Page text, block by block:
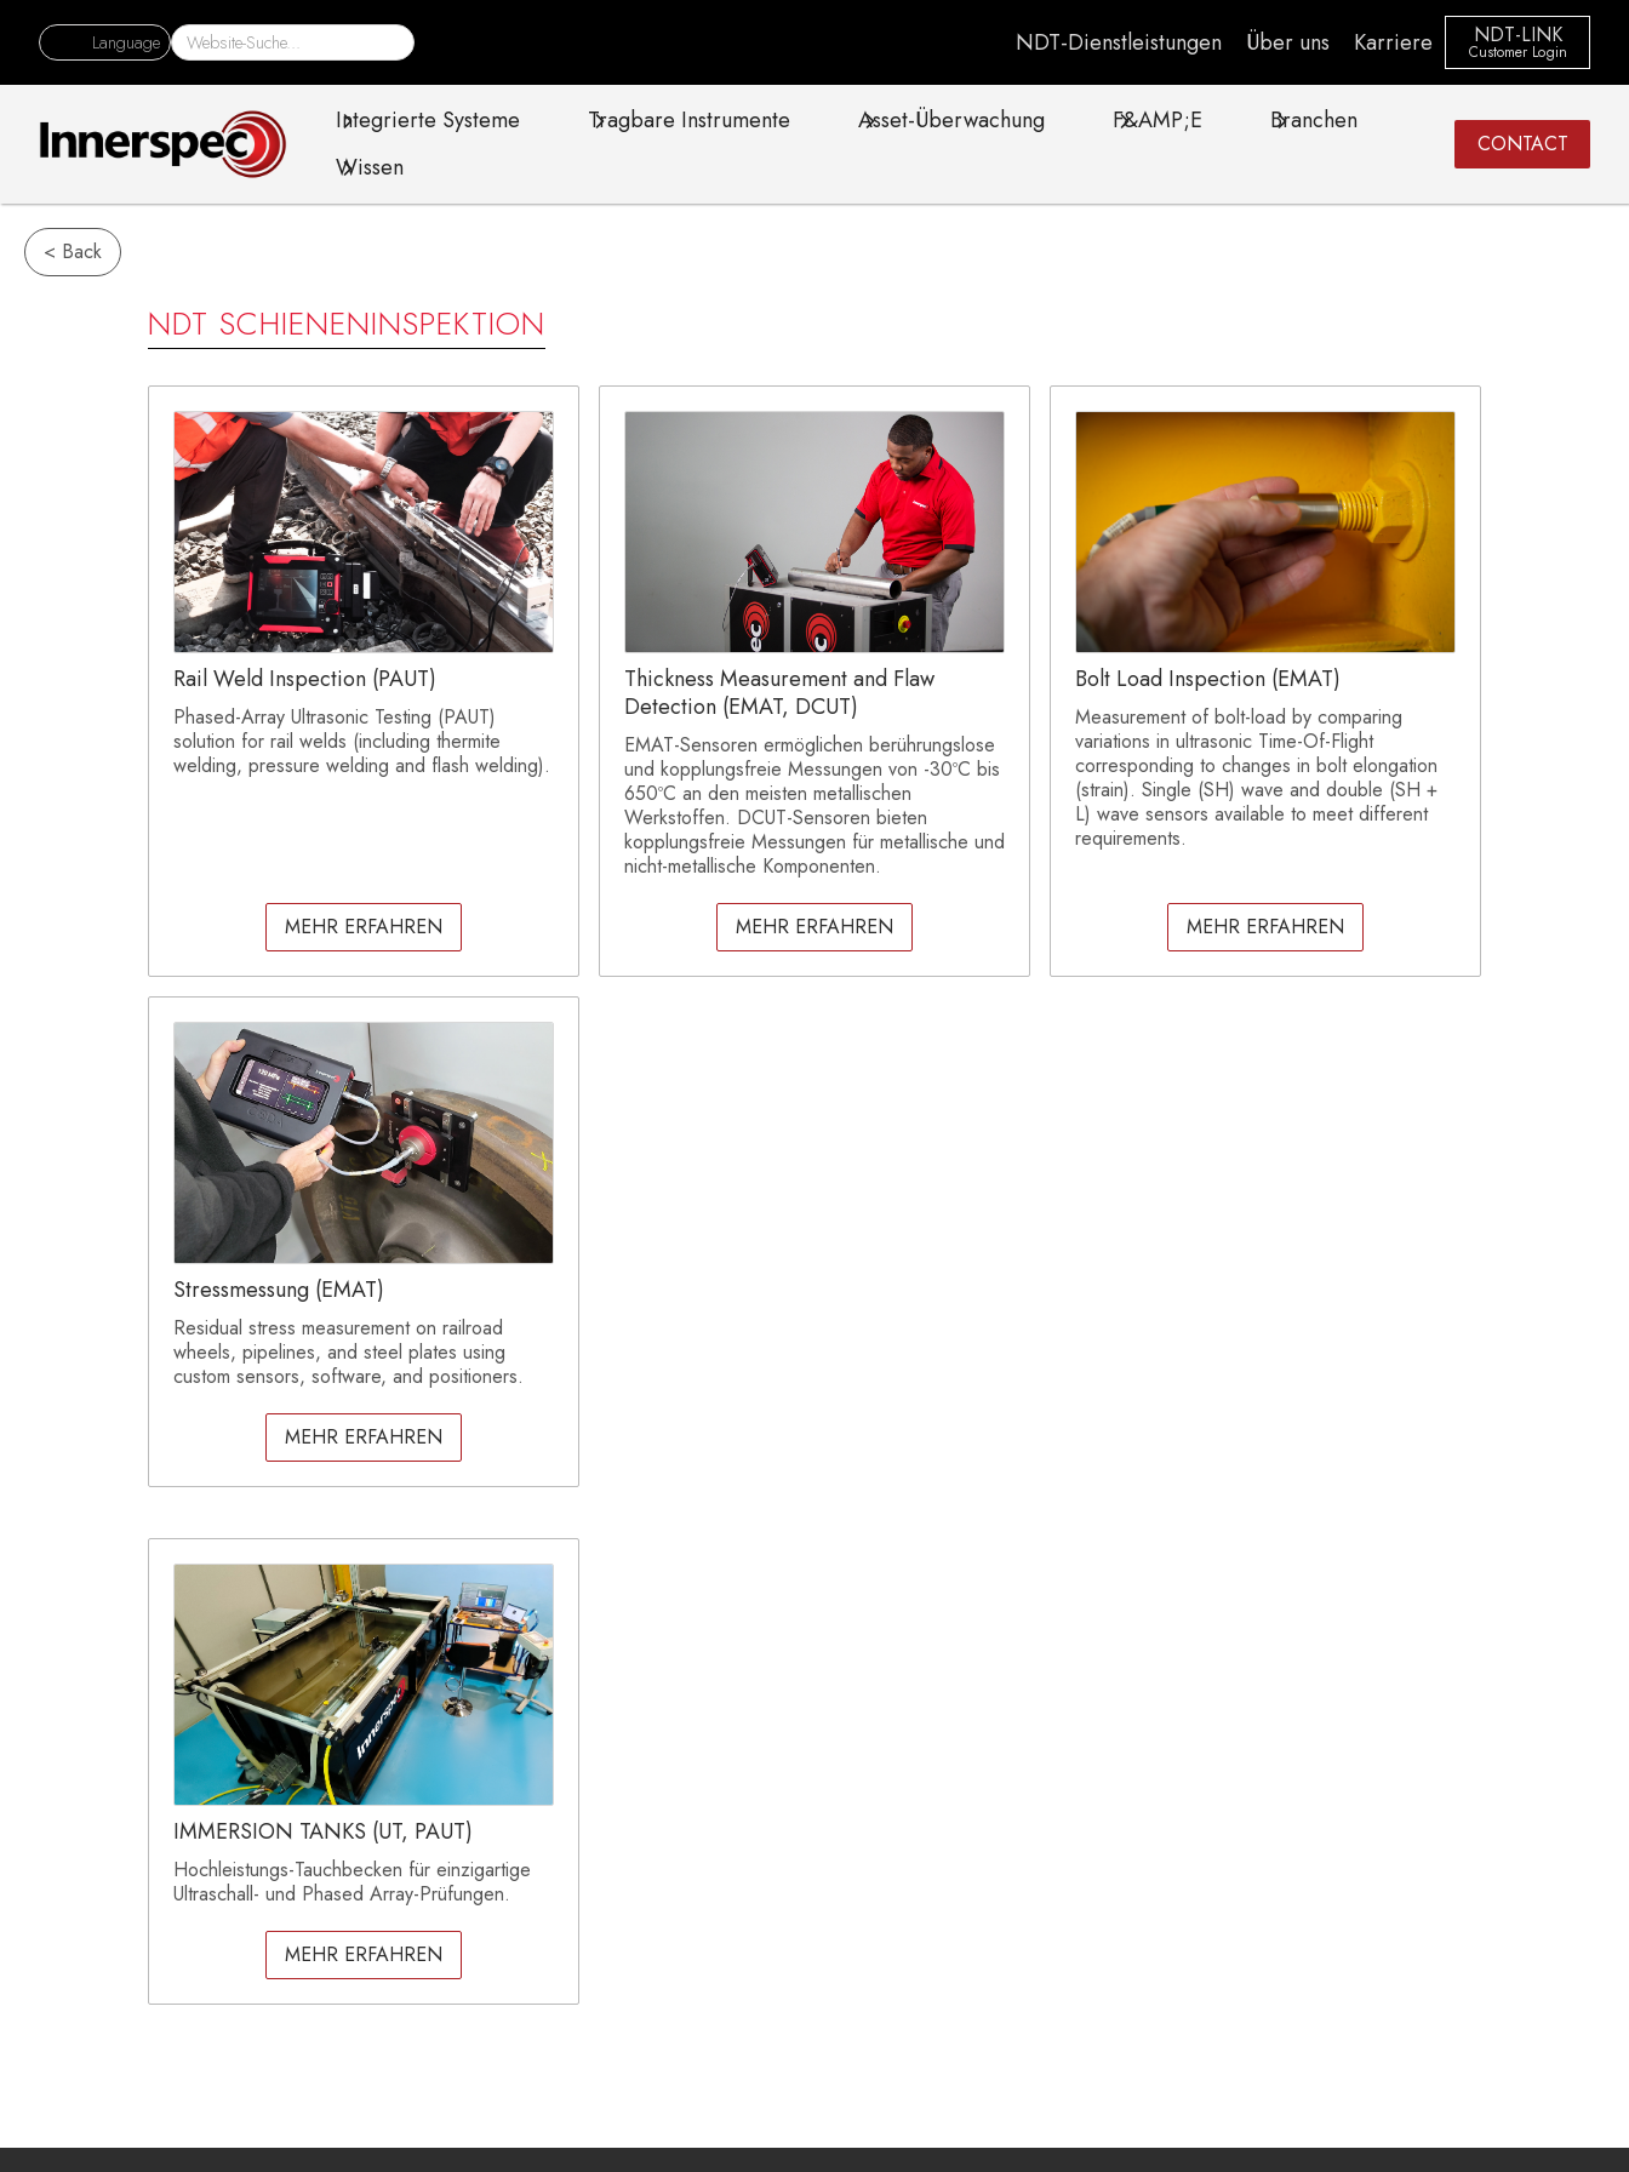
Language NDT-Dienstleistungen Über uns Karriere NDT-LINK
Customer Login
Integrierte Systeme Tragbare Instrumente Asset-Überwachung F&AMP;E
Branchen
Wissen
CONTACT
< Back
NDT SCHIENENINSPEKTION
Rail Weld Inspection (PAUT)
Phased-Array Ultrasonic Testing (PAUT)
solution for rail welds (including thermite
welding, pressure welding and flash welding).
MEHR ERFAHREN
Thickness Measurement and Flaw
Detection (EMAT, DCUT)
EMAT-Sensoren ermöglichen berührungslose
und kopplungsfreie Messungen von -30ºC bis
650ºC an den meisten metallischen
Werkstoffen. DCUT-Sensoren bieten
kopplungsfreie Messungen für metallische und
nicht-metallische Komponenten.
MEHR ERFAHREN
Bolt Load Inspection (EMAT)
Measurement of bolt-load by comparing
variations in ultrasonic Time-Of-Flight
corresponding to changes in bolt elongation
(strain). Single (SH) wave and double (SH +
L) wave sensors available to meet different
requirements.
MEHR ERFAHREN
Stressmessung (EMAT)
Residual stress measurement on railroad
wheels, pipelines, and steel plates using
custom sensors, software, and positioners.
MEHR ERFAHREN
IMMERSION TANKS (UT, PAUT)
Hochleistungs-Tauchbecken für einzigartige
Ultraschall- und Phased Array-Prüfungen.
MEHR ERFAHREN